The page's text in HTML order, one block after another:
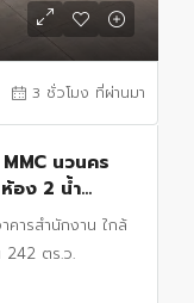
3 ชั่วโมง ที่ผ่านมา
นวนคร
อง 2 น้ำ
ตรม.
คารสำนักงาน ใกล้
ตร.ว.